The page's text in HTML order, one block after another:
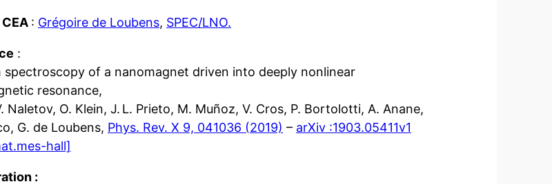
: Grégoire de Loubens, SPEC/LNO.
:
spectroscopy of a nanomagnet driven into deeply nonlinear
resonance,
Naletov, O. Klein, J. L. Prieto, M. Muñoz, V. Cros, P. Bortolotti, A. Anane,
G. de Loubens, Phys. Rev. X 9, 041036 (2019) – arXiv :1903.05411v1
hall]
: